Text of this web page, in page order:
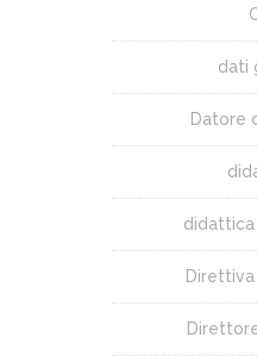
dati
Datore
didattica